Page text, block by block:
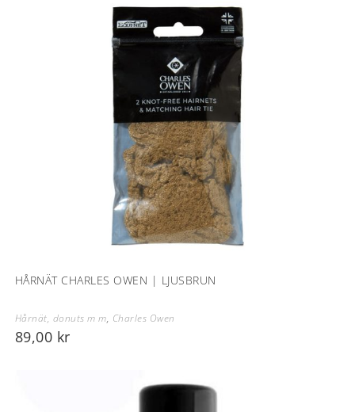
HÅRNÄT CHARLES OWEN | LJUSBRUN
Hårnät, donuts m m, Charles Owen
89,00 kr